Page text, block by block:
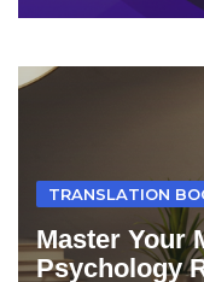
TRANSLATION
Master Your
Psychology